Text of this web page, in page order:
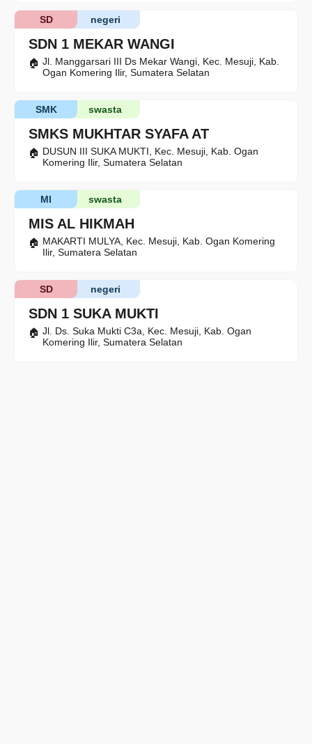
SDN 1 MEKAR WANGI
negeri
SD
Jl. Manggarsari III Ds Mekar Wangi, Kec. Mesuji, Kab.
Ogan Komering Ilir, Sumatera Selatan
SMKS MUKHTAR SYAFA AT
swasta
SMK
DUSUN III SUKA MUKTI, Kec. Mesuji, Kab. Ogan
Komering Ilir, Sumatera Selatan
MIS AL HIKMAH
swasta
MI
MAKARTI MULYA, Kec. Mesuji, Kab. Ogan Komering
Ilir, Sumatera Selatan
SDN 1 SUKA MUKTI
negeri
SD
Jl. Ds. Suka Mukti C3a, Kec. Mesuji, Kab. Ogan
Komering Ilir, Sumatera Selatan